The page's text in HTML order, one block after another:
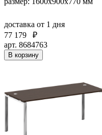
доставка от 1 дня
77 179
₽
арт. 8684763
В корзину